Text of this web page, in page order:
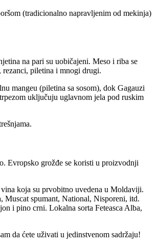
(tradicionalno napravljenim od mekinja)
na pari su uobičajeni. Meso i riba se
rezanci, piletina i mnogi drugi.
mangeu (piletina sa sosom), dok Gagauzi
uključuju uglavnom jela pod ruskim
Evropsko grožđe se koristi u proizvodnji
koja su prvobitno uvedena u Moldaviji.
spumant, National, Nisporeni, itd.
i pino crni. Lokalna sorta Feteasca Alba,
da ćete uživati u jedinstvenom sadržaju!